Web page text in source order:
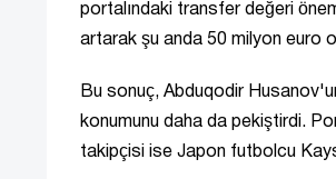
portalındaki transfer değeri
artarak şu anda 50 milyon euro
Bu sonuç, Abduqodir
konumunu daha da pekiştirdi.
takipçisi ise Japon futbolcu